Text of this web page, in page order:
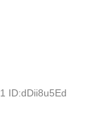
ID:dDii8u5Ed